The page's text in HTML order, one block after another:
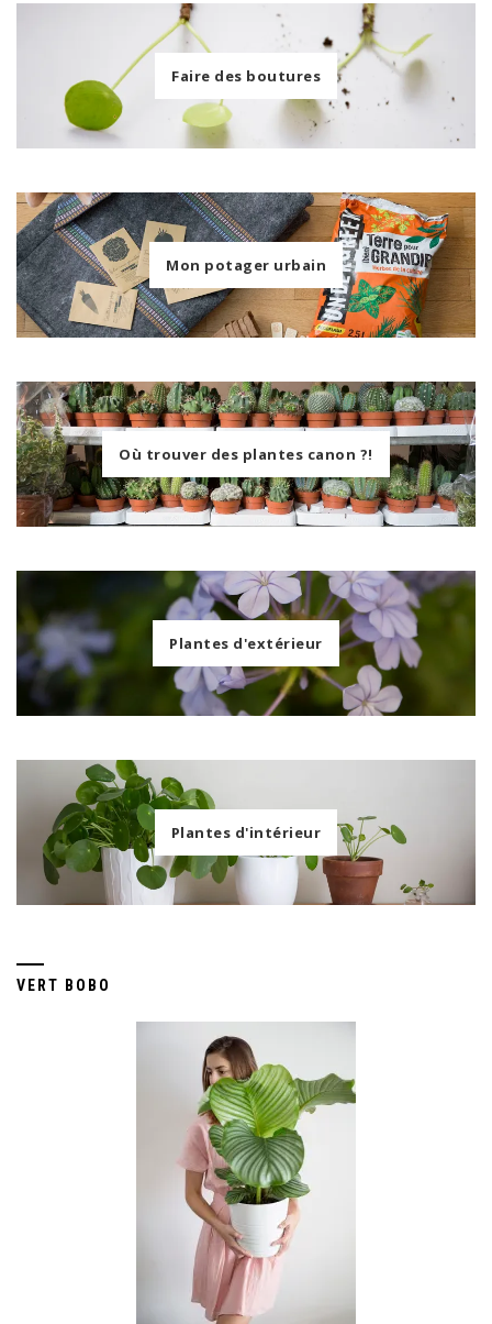
Faire des boutures
Mon potager urbain
Où trouver des plantes canon ?!
Plantes d'extérieur
Plantes d'intérieur
VERT BOBO